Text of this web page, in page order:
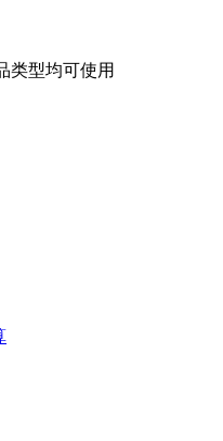
类型均可使用